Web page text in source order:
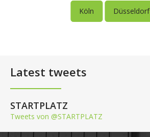
Köln Düsseldorf
Latest tweets
STARTPLATZ
Tweets von @STARTPLATZ